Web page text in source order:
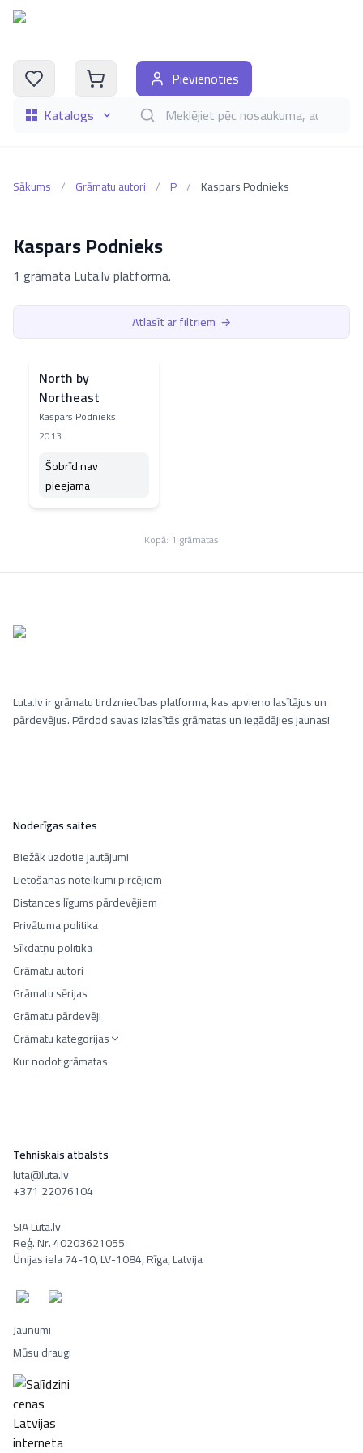
Katalogs Meklēt grāmatas pēc nosaukuma, autora,
Pievienoties
Sākums / Grāmatu autori / P / Kaspars Podnieks
Kaspars Podnieks
1 grāmata Luta.lv platformā.
Atlasīt ar filtriem →
North by
Northeast
Kaspars Podnieks
2013
Šobrīd nav
pieejama
Kopā: 1 grāmatas
Luta.lv ir grāmatu tirdzniecības platforma, kas apvieno lasītājus un
pārdevējus. Pārdod savas izlasītās grāmatas un iegādājies jaunas!
Noderīgas saites
Biežāk uzdotie jautājumi
Lietošanas noteikumi pircējiem
Distances līgums pārdevējiem
Privātuma politika
Sīkdatņu politika
Grāmatu autori
Grāmatu sērijas
Grāmatu pārdevēji
Grāmatu kategorijas
Kur nodot grāmatas
Tehniskais atbalsts
luta@luta.lv
+371 22076104
SIA Luta.lv
Reģ. Nr. 40203621055
Ūnijas iela 74-10, LV-1084, Rīga, Latvija
Jaunumi
Mūsu draugi